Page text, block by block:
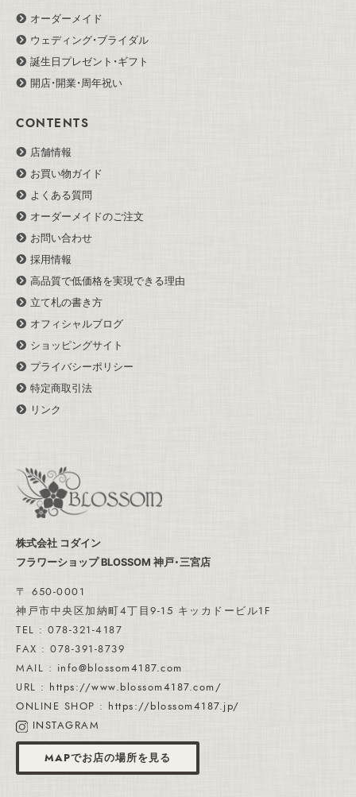
オーダーメイド
ウェディング・ブライダル
誕生日プレゼント・ギフト
開店・開業・周年祝い
CONTENTS
店舗情報
お買い物ガイド
よくある質問
オーダーメイドのご注文
お問い合わせ
採用情報
高品質で低価格を実現できる理由
立て札の書き方
オフィシャルブログ
ショッピングサイト
プライバシーポリシー
特定商取引法
リンク
株式会社 コダイン
フラワーショップ BLOSSOM 神戸・三宮店
〒 650-0001
神戸市中央区加納町4丁目9-15 キッカドービル1F
TEL : 078-321-4187
FAX : 078-391-8739
MAIL : info@blossom4187.com
URL : https://www.blossom4187.com/
ONLINE SHOP : https://blossom4187.jp/
INSTAGRAM
MAPでお店の場所を見る